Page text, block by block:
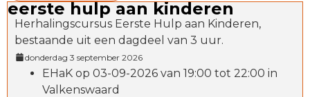
eerste hulp aan kinderen
Herhalingscursus Eerste Hulp aan Kinderen,
bestaande uit een dagdeel van 3 uur.
donderdag 3 september 2026
EHaK op 03-09-2026 van 19:00 tot 22:00 in
Valkenswaard